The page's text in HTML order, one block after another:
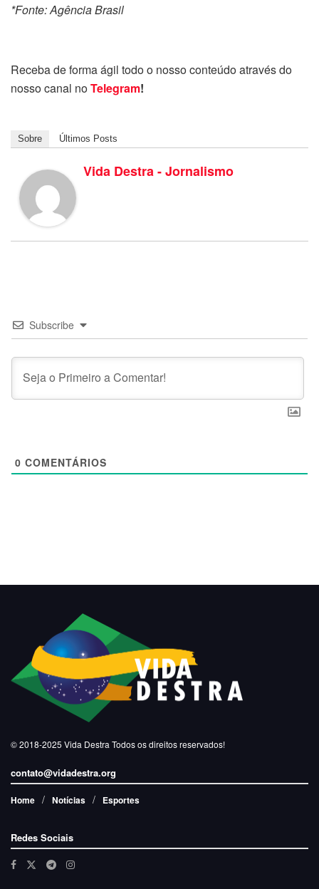
*Fonte: Agência Brasil
Receba de forma ágil todo o nosso conteúdo através do
nosso canal noTelegram!
Sobre Últimos Posts
Vida Destra - Jornalismo
Subscribe
0 COMENTÁRIOS
© 2018-2025 Vida Destra Todos os direitos reservados!
contato@vidadestra.org
Home Notícias Esportes
Redes Sociais